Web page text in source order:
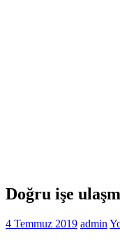
Doğru işe
4 Temmuz 2019 admin